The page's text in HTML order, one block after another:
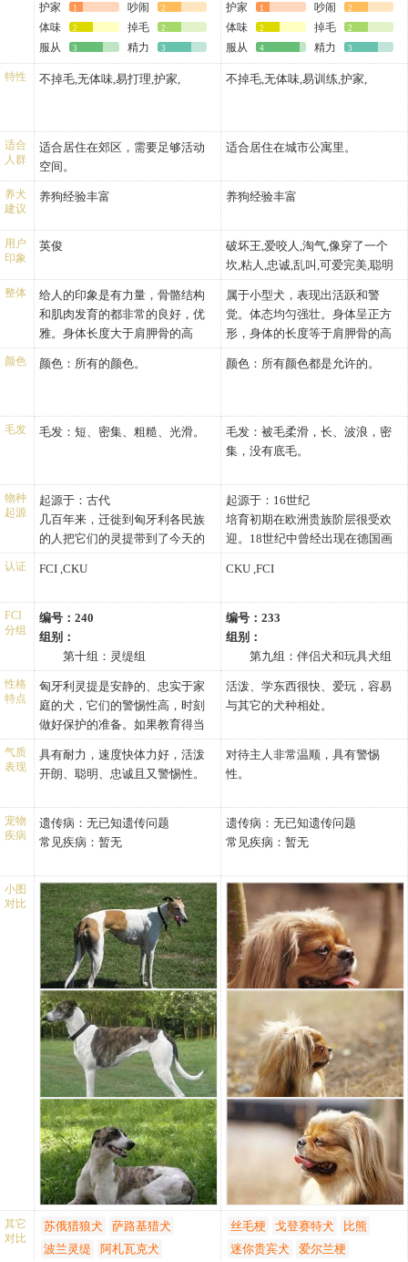
护家 1 吵闹 2
体味 2 掉毛 2
服从 3 精力 3
护家 1 吵闹 2
体味 2 掉毛 2
服从 4 精力 3
特性 不掉毛,无体味,易打理,护家, 不掉毛,无体味,易训练,护家,
适合
人群
适合居住在郊区，需要足够活动
空间。
适合居住在城市公寓里。
养犬
建议
养狗经验丰富 养狗经验丰富
用户
印象
英俊
破坏王,爱咬人,淘气,像穿了一个
坎,粘人,忠诚,乱叫,可爱完美,聪明
可爱淘气
整体
给人的印象是有力量，骨骼结构
和肌肉发育的都非常的良好，优
雅。身体长度大于肩胛骨的高
度。
属于小型犬，表现出活跃和警
觉。体态均匀强壮。身体呈正方
形，身体的长度等于肩胛骨的高
度。口吻的长度与头骨的比例大
约为2/3。
颜色 颜色：所有的颜色。 颜色：所有颜色都是允许的。
毛发 毛发：短、密集、粗糙、光滑。
毛发：被毛柔滑，长、波浪，密
集，没有底毛。
物种
起源
起源于：古代
几百年来，迁徙到匈牙利各民族
的人把它们的灵提带到了今天的
匈牙利，于是，一种对气候条件
不敏感、身体结构灵活、毛皮粗
末，人们还用这种灵提与格雷伊
猎犬进行了杂交。贵族们用这种
灵提狩猎，贫穷的农民则用它们
猎捕一些小的猎物。
起源于：16世纪
培育初期在欧洲贵族阶层很受欢
迎。18世纪中曾经出现在德国画
家戈雅的油画中。后来逐渐减
少，直到1960年左右，已经成为
认证 FCI ,CKU CKU ,FCI
FCI
分组
编号：240
组别：
第十组：灵缇组
身高：
雄性匈牙利灵缇肩高25.6-
27.6英寸（65.0-70.0厘米）
雌性匈牙利灵缇肩高24.4-
26.4英寸（62.0-67.0厘米）
体重：
磅（22.0-0.0公斤）
雌性匈牙利灵缇体重0.0-68.4
磅（0.0-31.0公斤）
头部：楔形形状而且比较宽
阔。
头骨：宽阔，前额较宽。
鼻子：较大，鼻孔开放。
口吻：强壮且长。
唇：紧。
颌/牙齿：颌结实，发达且强
壮，牙齿完整，剪状咬合。
眼睛：中等大小，黑色，既
不突出也不深陷，表现出敏
锐且聪明。
耳朵：较大，质地较厚。
躯干：
颈部：中等大小，但不失优
雅，有肌肉且干燥没有褶
皱。
背部：宽、直且肌肉发达。
腰部：宽，直，肌肉强壮。
臀部：宽，略微倾斜，肌肉
结实。
编号：233
组别：
第九组：伴侣犬和玩具犬组
身高：
雄性小狮子狗肩高10.2-0.0英
寸（26.0-0.0厘米）
寸（0.0-32.0厘米）
体重：
（4.0-0.0公斤）
雌性小狮子狗体重0.0-17.6磅
（0.0-8.0公斤）
头部：较短，头上部比较宽
头骨：相对平坦。
鼻子：最好是黑色。毛发是
褐色的鼻子也是褐色。
口吻:比较宽阔，直。
唇：紧且黑色，毛发是褐色
的唇部也是褐色。
颌/牙齿：牙齿结实且完整，
剪状咬合。
眼睛：大而黑色，圆形。
耳朵：位置较低，适度的
长，悬挂。
躯干：
颈部：长度适中，略微圆
背线：直。
腰部：短，宽阔且肌肉发
达。
胸部：发达，达到肘部。
性格
特点
匈牙利灵提是安静的、忠实于家
庭的犬，它们的警惕性高，时刻
做好保护的准备。如果教育得当
的话，它们还可以变得非常听
话。这种犬的意志坚强，特别适
合赛场上的比赛。
活泼、学东西很快、爱玩，容易
与其它的犬种相处。
气质
表现
具有耐力，速度快体力好，活泼
开朗、聪明、忠诚且又警惕性。
对待主人非常温顺，具有警惕
性。
宠物
疾病
遗传病：无已知遗传问题
常见疾病：暂无
遗传病：无已知遗传问题
常见疾病：暂无
小图
对比
其它
对比
苏俄猎狼犬
萨路基猎犬
波兰灵缇
阿札瓦克犬
丝毛梗 戈登赛特犬
比熊
迷你贵宾犬
爱尔兰梗